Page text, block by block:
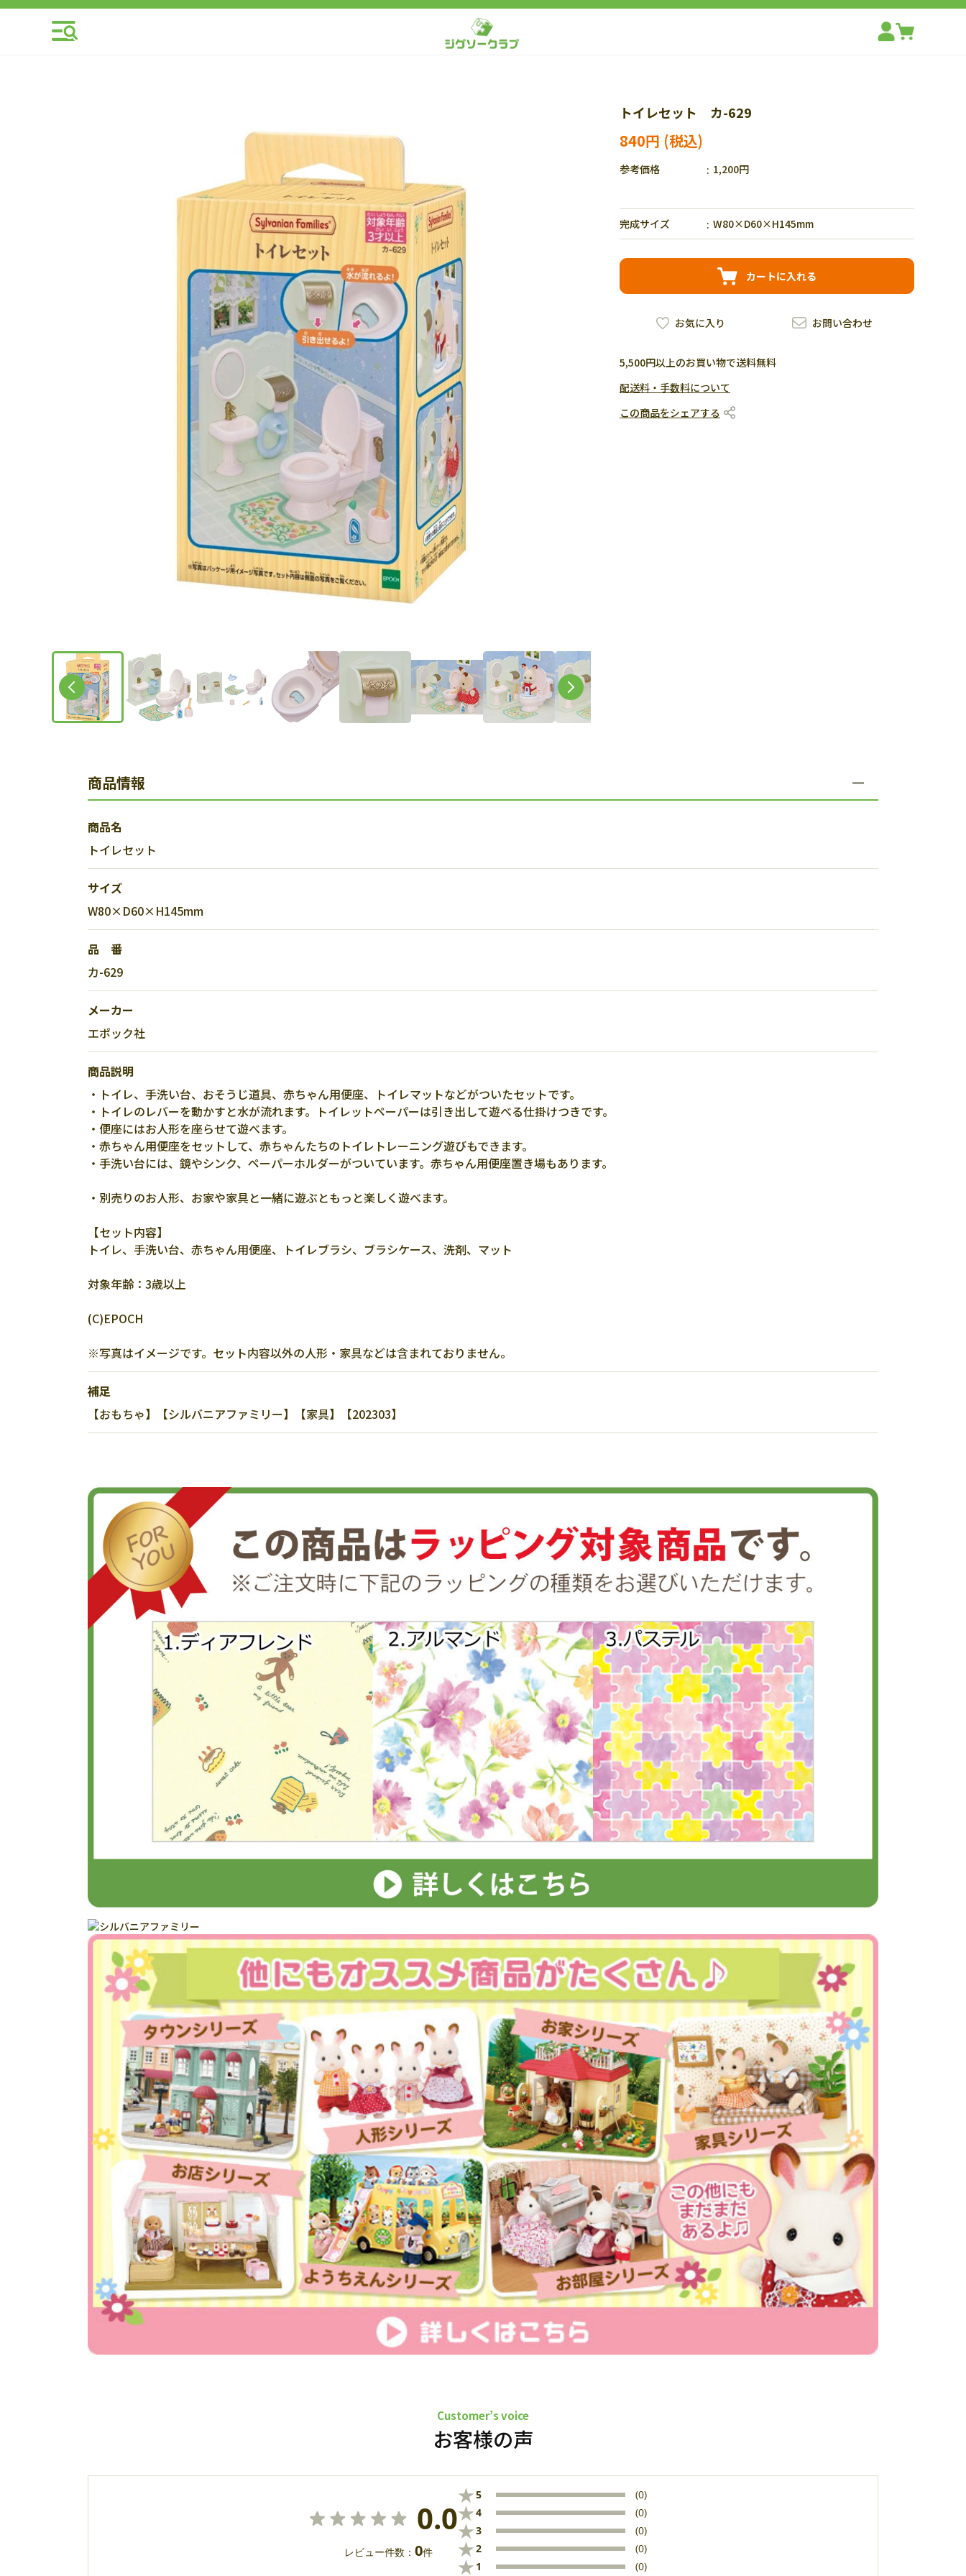
トイレセット カ-629
840円
参考価格 1,200円
完成サイズ W80×D60×H145mm
カートに入れる
お問い合わせ
お気に入り
5,500円以上のお買い物で送料無料
配送料・手数料について
この商品をシェアする
商品情報
商品名
トイレセット
サイズ
W80×D60×H145mm
品 番
カ-629
メーカー
エポック社
商品説明
・トイレ、手洗い台、おそうじ道具、赤ちゃん用便座、トイレマットなどがついたセットです。
・トイレのレバーを動かすと水が流れます。トイレットペーパーは引き出して遊べる仕掛けつきです。
・便座にはお人形を座らせて遊べます。
・赤ちゃん用便座をセットして、赤ちゃんたちのトイレトレーニング遊びもできます。
・手洗い台には、鏡やシンク、ペーパーホルダーがついています。赤ちゃん用便座置き場もあります。
・別売りのお人形、お家や家具と一緒に遊ぶともっと楽しく遊べます。
【セット内容】
トイレ、手洗い台、赤ちゃん用便座、トイレブラシ、ブラシケース、洗剤、マット
対象年齢：3歳以上
(C)EPOCH
※写真はイメージです。セット内容以外の人形・家具などは含まれておりません。
補足
【おもちゃ】【シルバニアファミリー】【家具】【202303】
Customer’s voice
お客様の声
0.0
レビュー件数： 0件
★5 (0)
★4 (0)
★3 (0)
★2 (0)
★ 1 (0)